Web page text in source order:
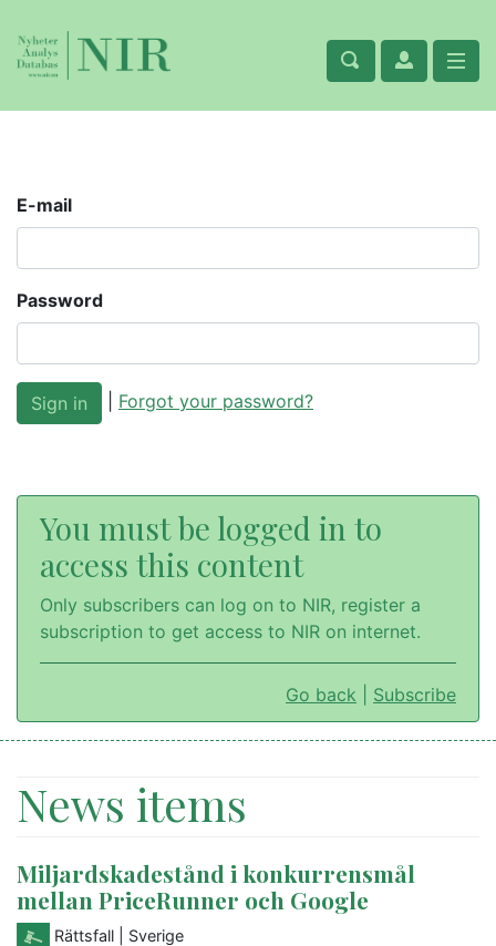
E-mail
Password
Forgot your password?
You must be logged in to
access this content
Only subscribers can log on to NIR, register a
subscription to get access to NIR on internet.
Go back Subscribe
News items
Miljardskadestånd i konkurrensmål
mellan PriceRunner och Google
Rättsfall | Sverige